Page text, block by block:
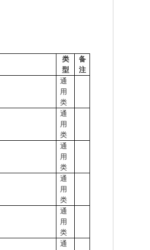
类
型
备
注
通
用
类
通
用
类
通
用
类
通
用
类
通
用
类
通